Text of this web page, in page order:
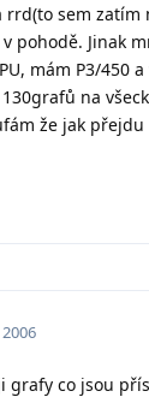
sem zatím
pohodě. Jinak
mám P3/450
na
že jak
grafy co jsou